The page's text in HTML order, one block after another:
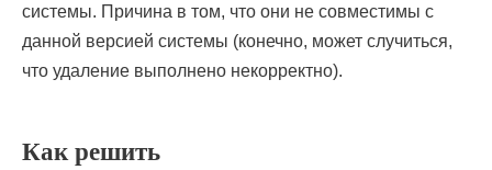
системы. Причина в том, что они не совместимы с
данной версией системы (конечно, может случиться,
что удаление выполнено некорректно).
Как решить